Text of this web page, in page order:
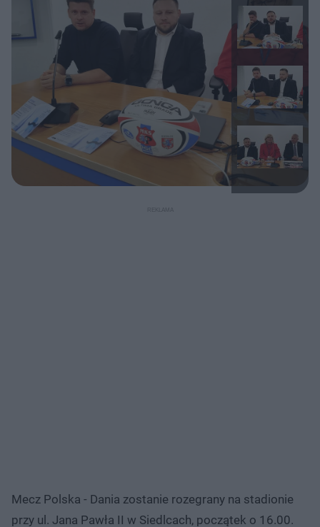
Mecz Polska - Dania zostanie rozegrany na stadionie
przy ul. Jana Pawła II w Siedlcach, początek o 16.00.